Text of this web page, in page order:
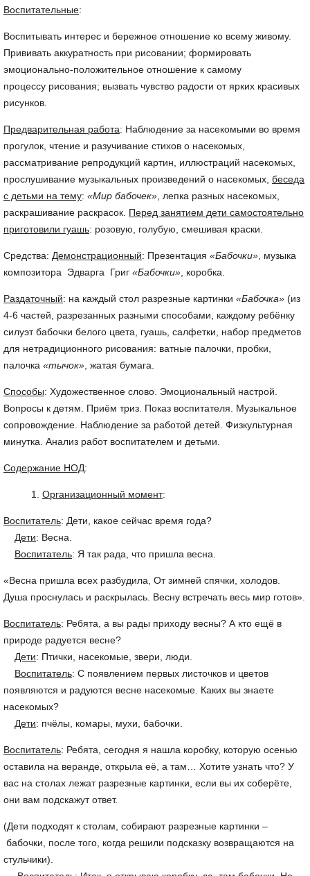
Воспитательные:
Воспитывать интерес и бережное отношение ко всему живому.
Прививать аккуратность при рисовании; формировать
эмоционально-положительное отношение к самому
процессу рисования; вызвать чувство радости от ярких красивых
рисунков.
Предварительная работа: Наблюдение за насекомыми во время
прогулок, чтение и разучивание стихов о насекомых,
рассматривание репродукций картин, иллюстраций насекомых,
прослушивание музыкальных произведений о насекомых, беседа
с детьми на тему: «Мир бабочек» , лепка разных насекомых,
раскрашивание раскрасок. Перед занятием дети самостоятельно
приготовили гуашь: розовую, голубую, смешивая краски.
Средства: Демонстрационный: Презентация «Бабочки» , музыка
композитора Эдварга Григ «Бабочки» , коробка.
Раздаточный: на каждый стол разрезные картинки «Бабочка» (из
4-6 частей, разрезанных разными способами, каждому ребёнку
силуэт бабочки белого цвета, гуашь, салфетки, набор предметов
для нетрадиционного рисования: ватные палочки, пробки,
палочка «тычок» , жатая бумага.
Способы: Художественное слово. Эмоциональный настрой.
Вопросы к детям. Приём триз. Показ воспитателя. Музыкальное
сопровождение. Наблюдение за работой детей. Физкультурная
минутка. Анализ работ воспитателем и детьми.
Содержание НОД:
Организационный момент:
Воспитатель: Дети, какое сейчас время года?
Дети: Весна.
Воспитатель: Я так рада, что пришла весна.
«Весна пришла всех разбудила, От зимней спячки, холодов.
Душа проснулась и раскрылась. Весну встречать весь мир готов».
Воспитатель: Ребята, а вы рады приходу весны? А кто ещё в
природе радуется весне?
Дети: Птички, насекомые, звери, люди.
Воспитатель: С появлением первых листочков и цветов
появляются и радуются весне насекомые. Каких вы знаете
насекомых?
Дети: пчёлы, комары, мухи, бабочки.
Воспитатель: Ребята, сегодня я нашла коробку, которую осенью
оставила на веранде, открыла её, а там… Хотите узнать что? У
вас на столах лежат разрезные картинки, если вы их соберёте,
они вам подскажут ответ.
(Дети подходят к столам, собирают разрезные картинки –
бабочки, после того, когда решили подсказку возвращаются на
стульчики).